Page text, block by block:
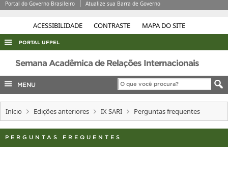
ACESSIBILIDADE CONTRASTE MAPA DO SITE
Portal do Governo Brasileiro Atualize sua Barra de Governo
PORTAL UFPEL
ACESSO À INFORMAÇÃO
AUDITORIA
COBALTO
CONCURSOS
EDITAIS
INTERNACIONAL
Semana Acadêmica de Relações Internacionais
MENU
Início Edições anteriores IX SARI Perguntas frequentes
PERGUNTAS FREQUENTES